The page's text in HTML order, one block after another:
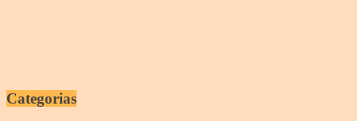
Categorias